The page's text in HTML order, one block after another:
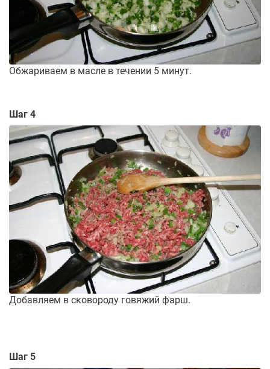
Обжариваем в масле в течении 5 минут.
Шаг 4
Добавляем в сковороду говяжий фарш.
Шаг 5